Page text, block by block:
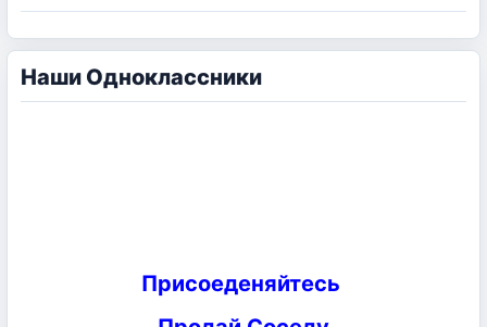
Наши Одноклассники
Присоеденяйтесь